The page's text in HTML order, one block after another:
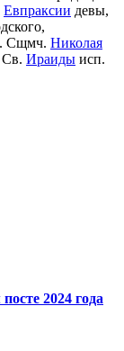
Евпраксии девы,
. Сщмч. Николая
Св. Ираиды исп.
2024 года